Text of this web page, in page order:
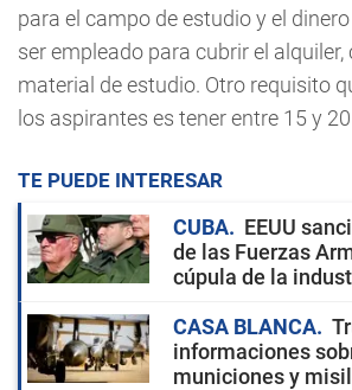
para el campo de estudio y el
ser empleado para cubrir el alquiler,
material de estudio. Otro requisito
los aspirantes es tener entre 15 y
TE PUEDE INTERESAR
CUBA
EEUU
de las Fuerzas
cúpula de la
CASA BLANCA
informaciones
municiones y